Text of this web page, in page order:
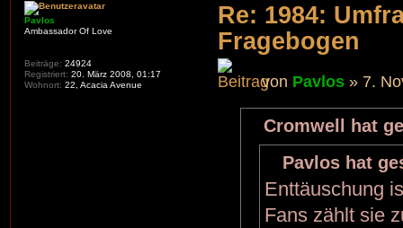
Re: 1984:
Fragebogen
von Pavlos » 7.
Cromwell hat
Pavlos hat
Enttäuschung
Fans zählt sie
Pavlos
Ambassador Of Love
Beiträge: 24924
Registriert: 20. März 2008, 01:17
Wohnort: 22, Acacia Avenue